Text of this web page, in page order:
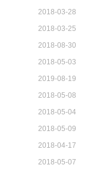
2018-03-28
2018-03-25
2018-08-30
2018-05-03
2019-08-19
2018-05-08
2018-05-04
2018-05-09
2018-04-17
2018-05-07